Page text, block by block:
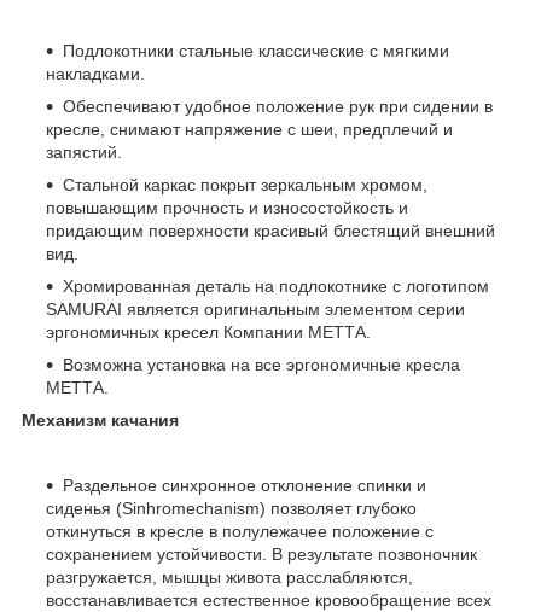
Подлокотники стальные классические с мягкими
накладками.
Обеспечивают удобное положение рук при сидении в
кресле, снимают напряжение с шеи, предплечий и
запястий.
Стальной каркас покрыт зеркальным хромом,
повышающим прочность и износостойкость и
придающим поверхности красивый блестящий внешний
вид.
Хромированная деталь на подлокотнике с логотипом
SAMURAI является оригинальным элементом серии
эргономичных кресел Компании МЕТТА.
Возможна установка на все эргономичные кресла
МЕТТА.
Механизм качания
Раздельное синхронное отклонение спинки и
сиденья (Sinhromechanism) позволяет глубоко
откинуться в кресле в полулежачее положение с
сохранением устойчивости. В результате позвоночник
разгружается, мышцы живота расслабляются,
восстанавливается естественное кровообращение всех